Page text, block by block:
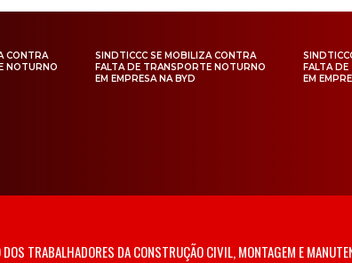
CONTRA
NOTURNO
SINDTICCC SE MOBILIZA CONTRA
FALTA DE TRANSPORTE NOTURNO
EM EMPRESA NA BYD
FALTA
EM
TRABALHADORES DA CONSTRUÇÃO CIVIL, MONTAGEM E